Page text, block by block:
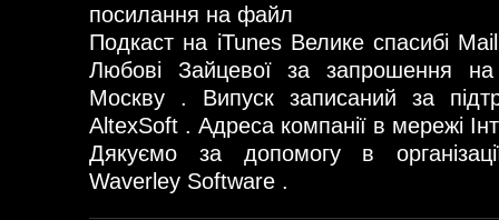
посилання на файл
Подкаст на iTunes Велике спасибі
Любові Зайцевої за запрошення
Москву . Випуск записаний за
AltexSoft . Адреса компанії в мережі
Дякуємо за допомогу в
Waverley Software .